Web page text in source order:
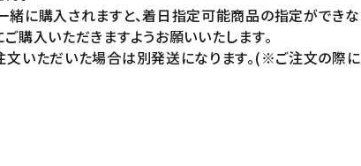
に購入されますと、着日指定可能商品の指定ができな
購入いただきますようお願いいたします。
いただいた場合は別発送になります。(※ご注文の際に